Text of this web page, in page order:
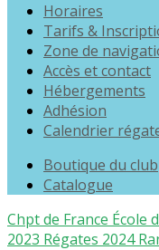
Horaires
Tarifs &
Zone de
Accès et contact
Hébergements
Adhésion
Calendrier
Boutique du club
Catalogue
Chpt de France École
2023 Régates 2024